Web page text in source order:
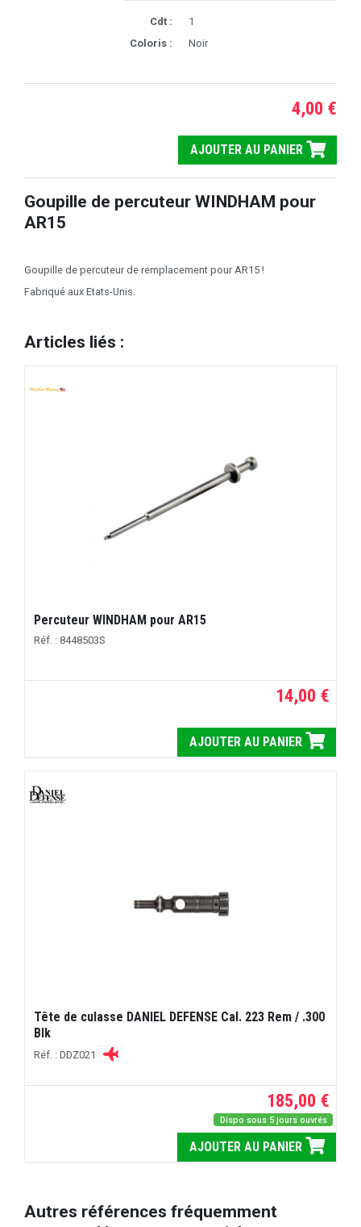
Cdt :
1
Coloris :
Noir
4,00 €
AJOUTER AU PANIER
Goupille de percuteur WINDHAM pour
AR15
Goupille de percuteur de remplacement pour AR15 !
Fabriqué aux Etats-Unis.
Articles liés :
Percuteur WINDHAM pour AR15
Réf. : 8448503S
14,00 €
AJOUTER AU PANIER
Tête de culasse DANIEL DEFENSE Cal. 223 Rem / .300
Blk
Réf. : DDZ021
185,00 €
Dispo sous 5 jours ouvrés
AJOUTER AU PANIER
Autres références fréquemment